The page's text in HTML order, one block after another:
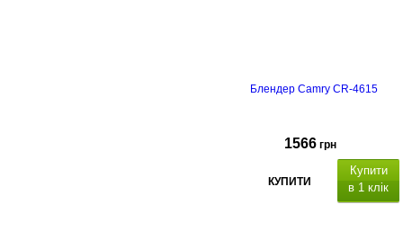
Блендер Camry CR-4615
1566 грн
КУПИТИ
Купити
в 1 клік